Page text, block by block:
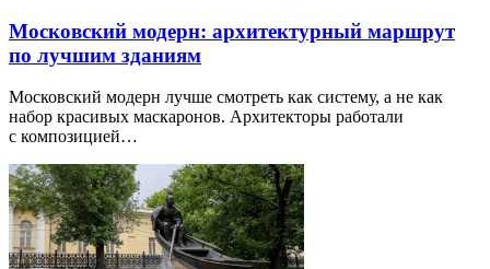
Московский модерн: архитектурный маршрут
по лучшим зданиям
Московский модерн лучше смотреть как систему, а не как
набор красивых маскаронов. Архитекторы работали
с композицией…